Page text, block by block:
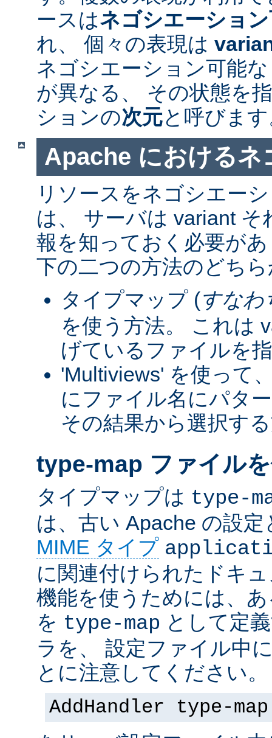
ースはネゴシエーショ
れ、 個々の表現は
ネゴシエーション可能
が異なる、 その状態を
ションの次元と呼びま
Apache におけるネ
リソースをネゴシエー
は、 サーバは variant
報を知っておく必要が
下の二つの方法のどち
タイプマップ (すなわ
を使う方法。 これは
げているファイルを
'Multiviews' を使って
にファイル名にパタ
その結果から選択す
type-map ファイル
タイプマップは type-
は、古い Apache の設
MIME タイプ
に関連付けられたドキ
機能を使うためには、
を type-map として定
ラを、 設定ファイル中
とに注意してください
AddHandler type-